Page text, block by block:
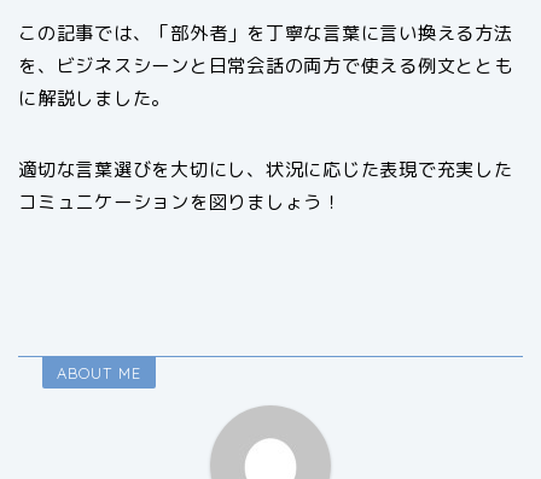
この記事では、「部外者」を丁寧な言葉に言い換える方法
を、ビジネスシーンと日常会話の両方で使える例文ととも
に解説しました。
適切な言葉選びを大切にし、状況に応じた表現で充実した
コミュニケーションを図りましょう！
ABOUT ME